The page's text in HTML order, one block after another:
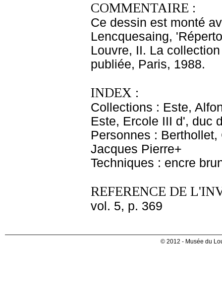
COMMENTAIRE :
Ce dessin est monté
Lencquesaing,
Louvre, II. La
publiée, Paris, 1988.
INDEX :
Collections : Este,
Este, Ercole III d', duc
Personnes :
Jacques Pierre+
Techniques : encre
REFERENCE DE
vol. 5, p. 369
© 2012 - Musée du